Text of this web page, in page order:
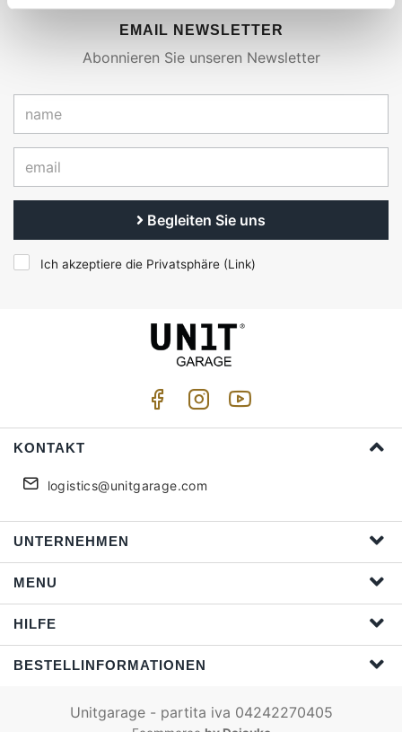
EMAIL NEWSLETTER
Abonnieren Sie unseren Newsletter
Begleiten Sie uns
Ich akzeptiere die Privatsphäre (Link)
KONTAKT
logistics@unitgarage.com
UNTERNEHMEN
MENU
HILFE
BESTELLINFORMATIONEN
Unitgarage - partita iva 04242270405